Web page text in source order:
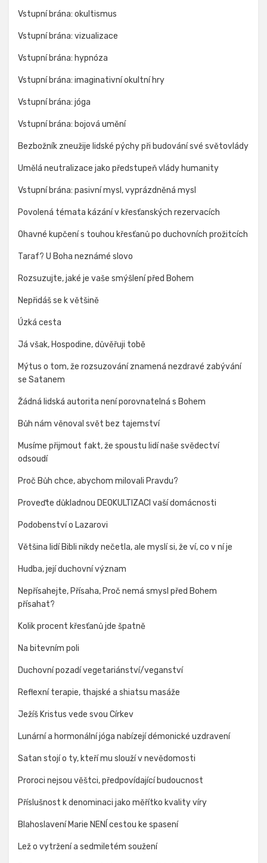
Vstupní brána: okultismus
Vstupní brána: vizualizace
Vstupní brána: hypnóza
Vstupní brána: imaginativní okultní hry
Vstupní brána: jóga
Vstupní brána: bojová umění
Bezbožník zneužije lidské pýchy při budování své světovlády
Umělá neutralizace jako předstupeň vlády humanity
Vstupní brána: pasivní mysl, vyprázdněná mysl
Povolená témata kázání v křesťanských rezervacích
Ohavné kupčení s touhou křesťanů po duchovních prožitcích
Taraf? U Boha neznámé slovo
Rozsuzujte, jaké je vaše smýšlení před Bohem
Nepřidáš se k většině
Úzká cesta
Já však, Hospodine, důvěřuji tobě
Mýtus o tom, že rozsuzování znamená nezdravé zabývání
se Satanem
Žádná lidská autorita není porovnatelná s Bohem
Bůh nám věnoval svět bez tajemství
Musíme přijmout fakt, že spoustu lidí naše svědectví
odsoudí
Proč Bůh chce, abychom milovali Pravdu?
Proveďte důkladnou DEOKULTIZACI vaší domácnosti
Podobenství o Lazarovi
Většina lidí Bibli nikdy nečetla, ale myslí si, že ví, co v ní je
Hudba, její duchovní význam
Nepřísahejte, Přísaha, Proč nemá smysl před Bohem
přísahat?
Kolik procent křesťanů jde špatně
Na bitevním poli
Duchovní pozadí vegetariánství/veganství
Reflexní terapie, thajské a shiatsu masáže
Ježíš Kristus vede svou Církev
Lunární a hormonální jóga nabízejí démonické uzdravení
Satan stojí o ty, kteří mu slouží v nevědomosti
Proroci nejsou věštci, předpovídající budoucnost
Příslušnost k denominaci jako měřítko kvality víry
Blahoslavení Marie NENÍ cestou ke spasení
Lež o vytržení a sedmiletém soužení